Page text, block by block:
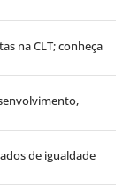
na CLT; conheça
de igualdade